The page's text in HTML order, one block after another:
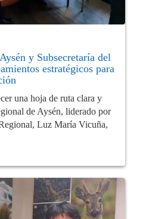
y Subsecretaría del
estratégicos para
una hoja de ruta clara y
de Aysén, liderado por
Luz María Vicuña,